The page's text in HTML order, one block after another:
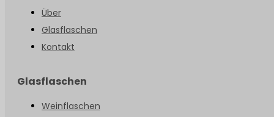
Über
Glasflaschen
Kontakt
Glasflaschen
Weinflaschen